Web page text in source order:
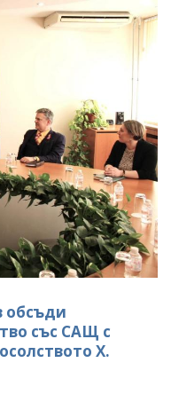
обсъди
със САЩ с
Х.